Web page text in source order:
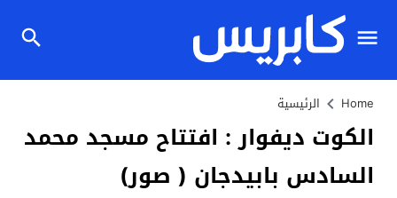
Home الرئيسية
الكوت ديفوار : افتتاح مسجد محمد
السادس بابيدجان ( صور)